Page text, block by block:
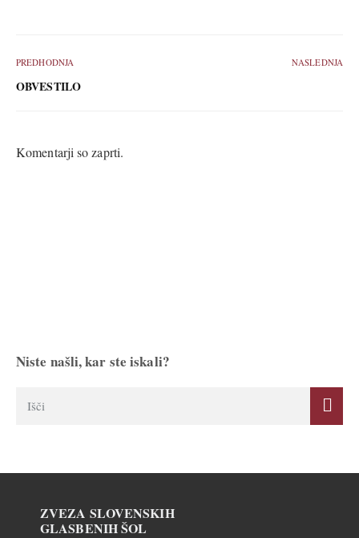
PREDHODNJA
OBVESTILO
NASLEDNJA
Komentarji so zaprti.
Niste našli, kar ste iskali?
ZVEZA SLOVENSKIH
GLASBENIH ŠOL